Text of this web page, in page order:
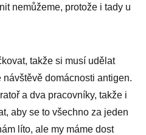
nemůžeme, protože i tady u
takže si musí udělat
domácnosti antigen.
a dva pracovníky, takže i
aby se to všechno za jeden
líto, ale my máme dost